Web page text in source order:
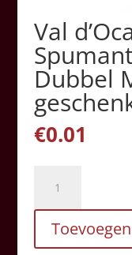
Val
Dubbel
€0.01
d'Oca
-
Prosecco
Spumante